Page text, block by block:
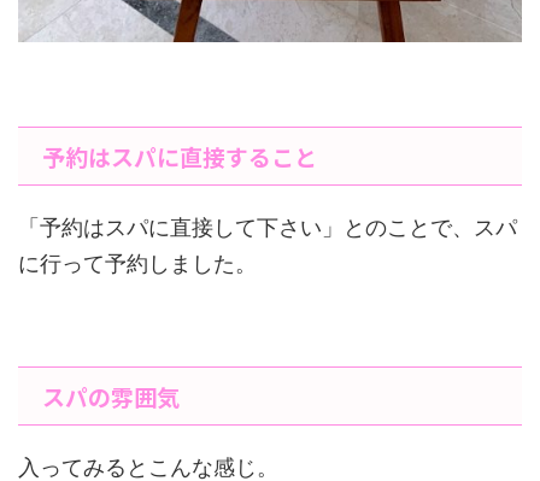
予約はスパに直接すること
「予約はスパに直接して下さい」とのことで、スパ
に行って予約しました。
スパの雰囲気
入ってみるとこんな感じ。